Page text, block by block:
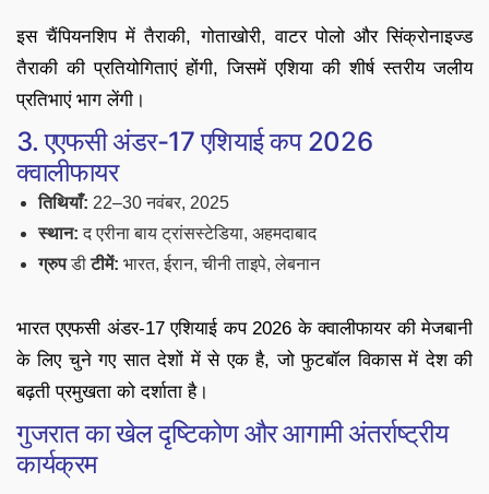
इस चैंपियनशिप में तैराकी, गोताखोरी, वाटर पोलो और सिंक्रोनाइज्ड
तैराकी की प्रतियोगिताएं होंगी, जिसमें एशिया की शीर्ष स्तरीय जलीय
प्रतिभाएं भाग लेंगी।
3. एएफसी अंडर-17 एशियाई कप 2026
क्वालीफायर
तिथियाँ: 22–30 नवंबर, 2025
स्थान: द एरीना बाय ट्रांसस्टेडिया, अहमदाबाद
ग्रुपडीटीमें: भारत, ईरान, चीनी ताइपे, लेबनान
भारत एएफसी अंडर-17 एशियाई कप 2026 के क्वालीफायर की मेजबानी
के लिए चुने गए सात देशों में से एक है, जो फुटबॉल विकास में देश की
बढ़ती प्रमुखता को दर्शाता है।
गुजरात का खेल दृष्टिकोण और आगामी अंतर्राष्ट्रीय
कार्यक्रम